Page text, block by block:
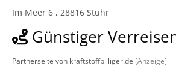
Im Meer 6 , 28816 Stuhr
Günstiger
Partnerseite von kraftstoffbilliger.de [Anzeige]